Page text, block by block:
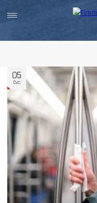
05
ČVC